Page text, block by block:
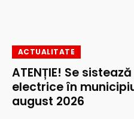
ACTUALITATE
ATENȚIE! Se
electrice în
august 2026